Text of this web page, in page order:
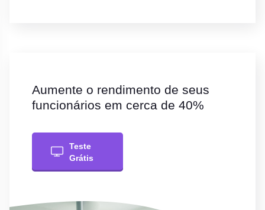
Aumente o rendimento de seus
funcionários em cerca de 40%
Teste
Grátis